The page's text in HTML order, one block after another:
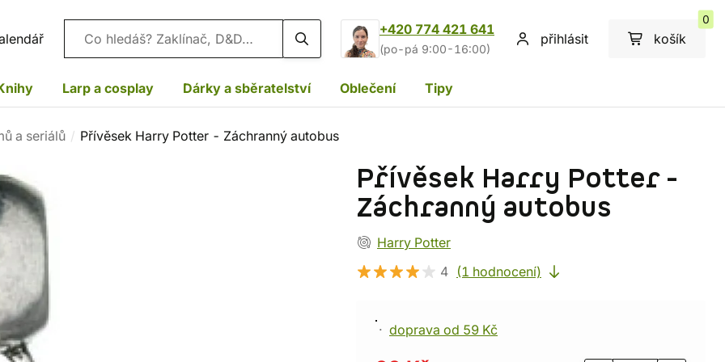
Vyhledávání
+420 774 421 641
(po-pá 9:00-16:00)
přihlásit košík
0
Larp a cosplay Dárky a sběratelství Oblečení Tipy
a seriálů Přívěsek Harry Potter - Záchranný autobus
Přívěsek Harry Potter -
Záchranný autobus
Harry Potter
4 (1 hodnocení)
doprava od 59 Kč